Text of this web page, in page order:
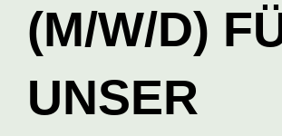
(M/W/D)
UNSER